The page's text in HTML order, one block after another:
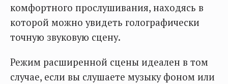
комфортного прослушивания, находясь в
которой можно увидеть голографически
точную звуковую сцену.
Режим расширенной сцены идеален в том
случае, если вы слушаете музыку фоном или